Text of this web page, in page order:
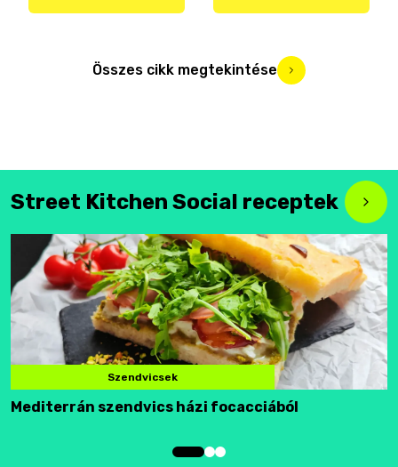
Összes cikk megtekintése
Street Kitchen Social receptek
Szendvicsek
Mediterrán szendvics házi focacciából